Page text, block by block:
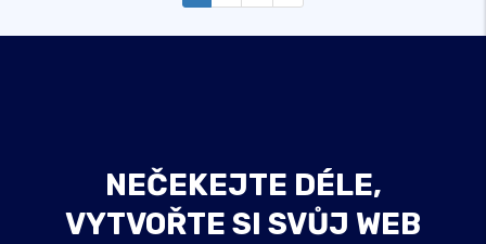
NEČEKEJTE DÉLE,
VYTVOŘTE SI SVŮJ WEB